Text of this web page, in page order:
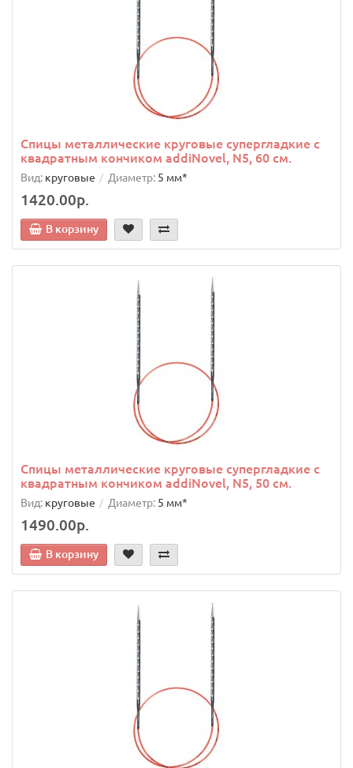
Спицы металлические круговые супергладкие c
квадратным кончиком addiNovel, N5, 60 см.
Вид: круговые Диаметр: 5 мм*
1420.00р.
В корзину
Спицы металлические круговые супергладкие c
квадратным кончиком addiNovel, N5, 50 см.
Вид: круговые Диаметр: 5 мм*
1490.00р.
В корзину